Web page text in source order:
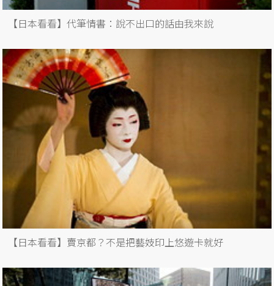
【日本看看】代筆情書：說不出口的話由我來說
【日本看看】賣京都？不是把藝妓印上悠遊卡就好